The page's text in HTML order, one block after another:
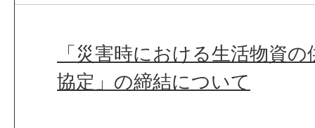
「災害時における生活物資
協定」の締結について